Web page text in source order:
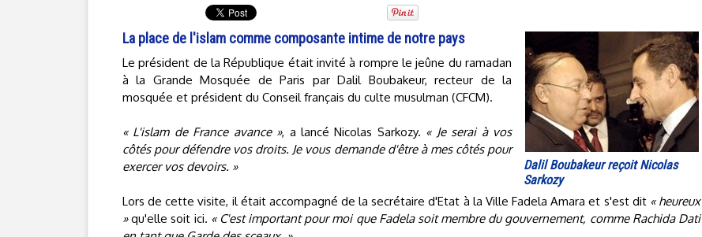
Dalil Boubakeur reçoit Nicolas
Sarkozy
La place de l'islam comme composante intime de notre pays
Le président de la République était invité à rompre le jeûne du ramadan
à la Grande Mosquée de Paris par Dalil Boubakeur, recteur de la
mosquée et président du Conseil français du culte musulman (CFCM).
« L'islam de France avance », a lancé Nicolas Sarkozy. « Je serai à vos
côtés pour défendre vos droits. Je vous demande d'être à mes côtés pour
exercer vos devoirs. »
Lors de cette visite, il était accompagné de la secrétaire d'Etat à la Ville Fadela Amara et s'est dit « heureux
»qu'elle soit ici. « C'est important pour moi que Fadela soit membre du gouvernement, comme Rachida Dati